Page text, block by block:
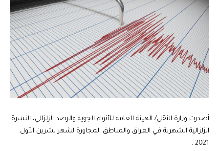
أصدرت وزارة النقل/ الهيئة العامة للأنواء الجوية والرصد الزلزالي، النشرة
الزلزالية الشهرية في العراق والمناطق المجاورة لشهر تشرين الأول
2021 .